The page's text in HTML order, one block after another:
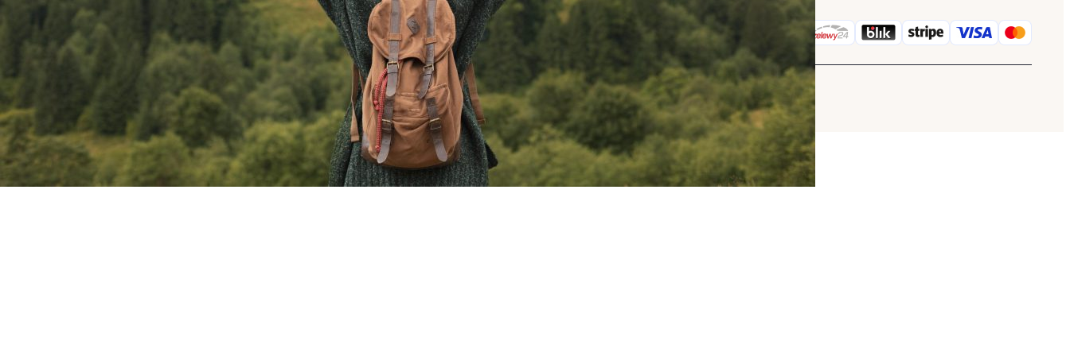
Listener Eventów Zoho